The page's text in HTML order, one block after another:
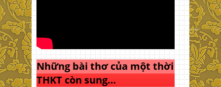
Những bài thơ của một thời
THKT còn sung…